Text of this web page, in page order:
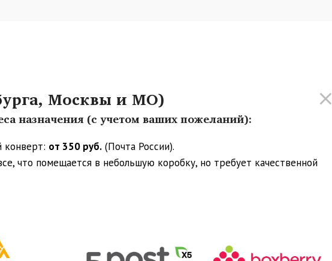
Москвы и МО)
назначения (с учетом ваших пожеланий):
конверт: от 350 руб. (Почта России).
что помещается в небольшую коробку, но требует качественной